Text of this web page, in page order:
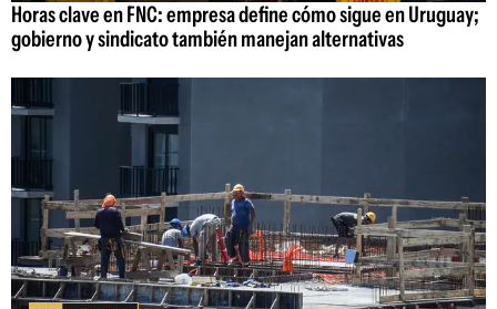
Horas clave en FNC: empresa define cómo sigue en Uruguay;
gobierno y sindicato también manejan alternativas